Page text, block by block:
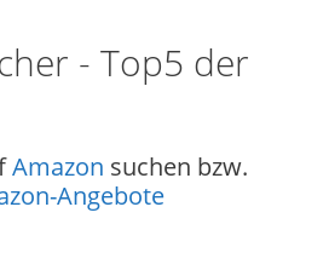
- Top5 der
Amazon suchen bzw.
Angebote